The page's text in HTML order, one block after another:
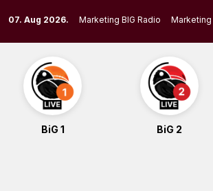
to
content
07. Aug 2026. Marketing BIG Radio Marketing
BiG 1 BiG 2